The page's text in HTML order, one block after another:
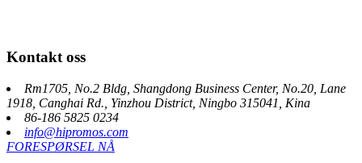
Kontakt oss
Rm1705, No.2 Bldg, Shangdong Business Center, No.20, Lane
1918, Canghai Rd., Yinzhou District, Ningbo 315041, Kina
86-186 5825 0234
info@hipromos.com
FORESPØRSEL NÅ